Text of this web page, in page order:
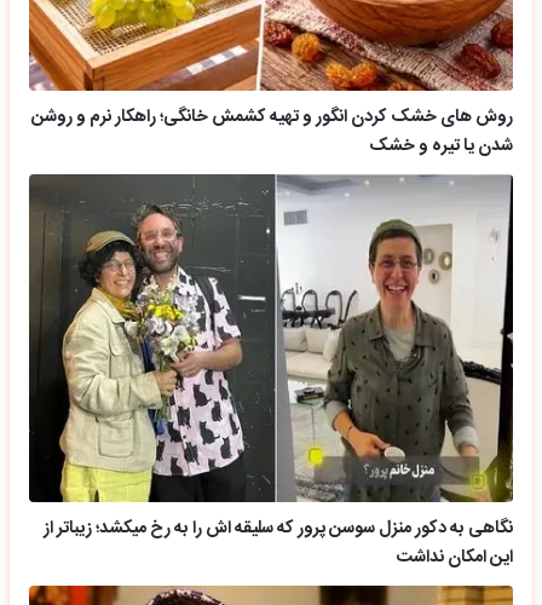
روش های خشک کردن انگور و تهیه کشمش خانگی؛ راهکار نرم و روشن
شدن یا تیره و خشک
نگاهی به دکور منزل سوسن پرور که سلیقه اش را به رخ میکشد؛ زیباتر از
این امکان نداشت